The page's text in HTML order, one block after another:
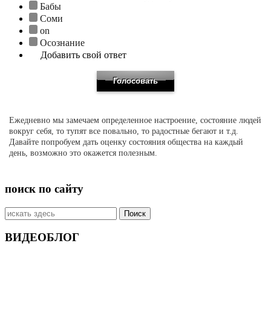
Бабы
Соми
on
Осознание
Добавить свой ответ
Ежедневно мы замечаем определенное настроение, состояние людей
вокруг себя, то тупят все повально, то радостные бегают и т.д.
Давайте попробуем дать оценку состояния общества на каждый
день, возможно это окажется полезным.
поиск по сайту
Искать:
ВИДЕОБЛОГ